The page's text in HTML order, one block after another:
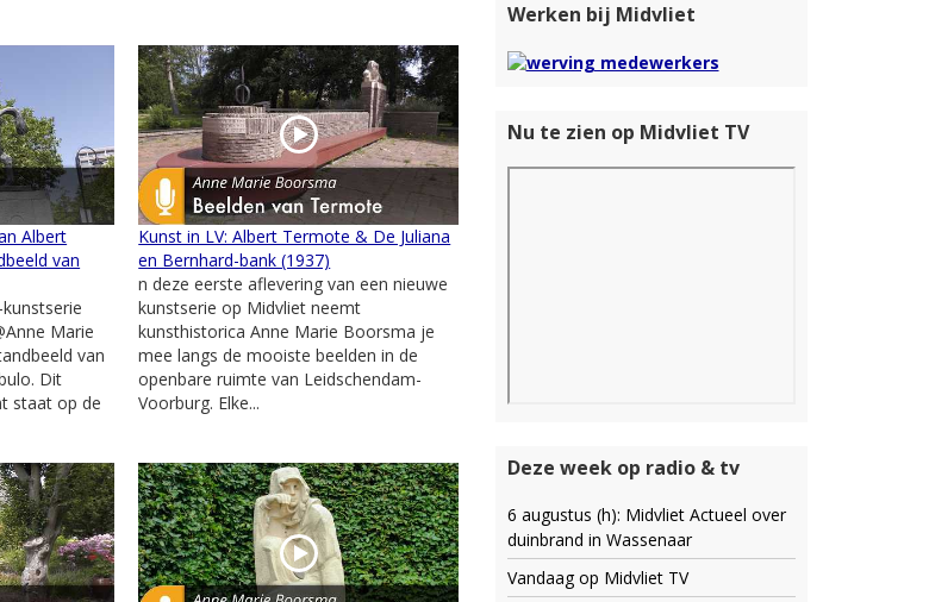
Albert
van
Marie
van
Dit
staat op de
Kunst in LV: Albert Termote & De Juliana
en Bernhard-bank (1937)
n deze eerste aflevering van een nieuwe
kunstserie op Midvliet neemt
kunsthistorica Anne Marie Boorsma je
mee langs de mooiste beelden in de
openbare ruimte van Leidschendam-
Voorburg. Elke...
Werken bij Midvliet
Nu te zien op Midvliet TV
Deze week op radio & tv
6 augustus (h): Midvliet Actueel over
duinbrand in Wassenaar
Vandaag op Midvliet TV